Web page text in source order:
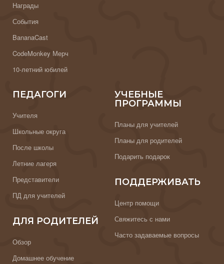
Награды
События
BananaCast
CodeMonkey Мерч
10-летний юбилей
ПЕДАГОГИ
Учителя
Школьные округа
После школы
Летние лагеря
Представители
ПД для учителей
ДЛЯ РОДИТЕЛЕЙ
Обзор
Домашнее обучение
УЧЕБНЫЕ
ПРОГРАММЫ
Планы для учителей
Планы для родителей
Подарить подарок
ПОДДЕРЖИВАТЬ
Центр помощи
Свяжитесь с нами
Часто задаваемые вопросы